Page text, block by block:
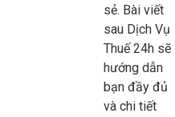
sẻ. Bài viết
sau Dịch Vụ
Thuế 24h sẽ
hướng dẫn
bạn đầy đủ
và chi tiết